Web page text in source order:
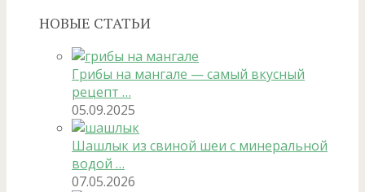
НОВЫЕ СТАТЬИ
Грибы на мангале — самый вкусный
рецепт …
05.09.2025
Шашлык из свиной шеи с минеральной
водой …
07.05.2026